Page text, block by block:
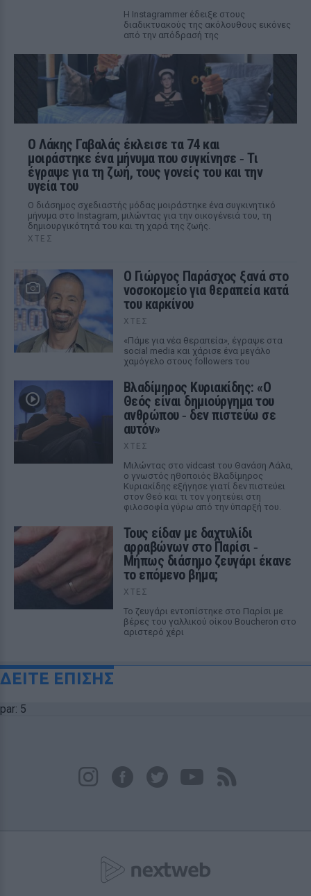
Η Instagrammer έδειξε στους
διαδικτυακούς της ακόλουθους εικόνες
από την απόδρασή της
Ο Λάκης Γαβαλάς έκλεισε τα 74 και
μοιράστηκε ένα μήνυμα που συγκίνησε ‑ Τι
έγραψε για τη ζωή, τους γονείς του και την
υγεία του
Ο διάσημος σχεδιαστής μόδας μοιράστηκε ένα συγκινητικό
μήνυμα στο Instagram, μιλώντας για την οικογένειά του, τη
δημιουργικότητά του και τη χαρά της ζωής.
ΧΤΕΣ
O Γιώργος Παράσχος ξανά στο
νοσοκομείο για θεραπεία κατά
του καρκίνου
ΧΤΕΣ
«Πάμε για νέα θεραπεία», έγραψε στα
social media και χάρισε ένα μεγάλο
χαμόγελο στους followers του
Βλαδίμηρος Κυριακίδης: «Ο
Θεός είναι δημιούργημα του
ανθρώπου ‑ δεν πιστεύω σε
αυτόν»
ΧΤΕΣ
Μιλώντας στο vidcast του Θανάση Λάλα,
ο γνωστός ηθοποιός Βλαδίμηρος
Κυριακίδης εξήγησε γιατί δεν πιστεύει
στον Θεό και τι τον γοητεύει στη
φιλοσοφία γύρω από την ύπαρξή του.
Τους είδαν με δαχτυλίδι
αρραβώνων στο Παρίσι ‑
Μήπως διάσημο ζευγάρι έκανε
το επόμενο βήμα;
ΧΤΕΣ
Το ζευγάρι εντοπίστηκε στο Παρίσι με
βέρες του γαλλικού οίκου Boucheron στο
αριστερό χέρι
ΔΕΙΤΕ ΕΠΙΣΗΣ
par: 5